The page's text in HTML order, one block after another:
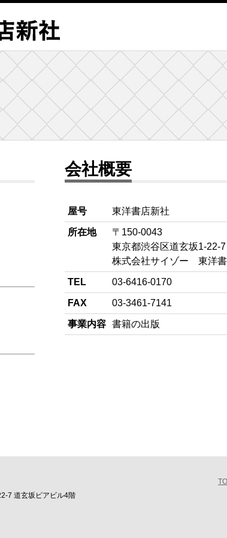
会社概要
屋号 東洋書店新社
所在地
〒150-0043
東京都渋谷区道玄坂1-
株式会社サイゾー 東洋
TEL 03-6416-0170
FAX 03-3461-7141
事業内容 書籍の出版
7 道玄坂ピアビル4階